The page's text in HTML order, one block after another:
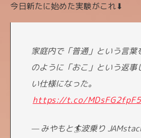
今日新たに始めた実験がこれ⬇
家庭内で「普通」という言
のように「おこ」という返事
い仕様になった。
https://t.co/MDsFG2fpF5
— みやもと🏄波乗り